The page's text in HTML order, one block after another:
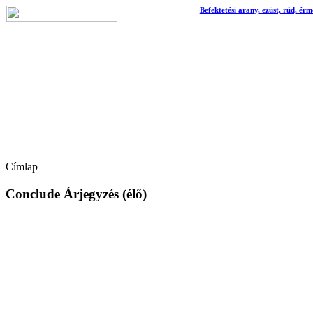
Befektetési arany, ezüst, rúd,
Címlap
Conclude Árjegyzés (élő)